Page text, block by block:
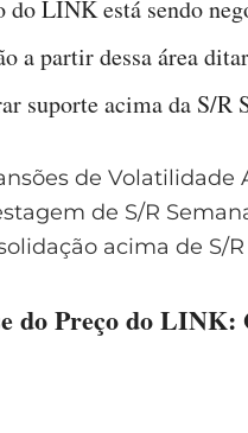
do LINK está sendo
a partir dessa área
suporte acima da S/R
de Volatilidade
de S/R
acima de S/
do Preço do